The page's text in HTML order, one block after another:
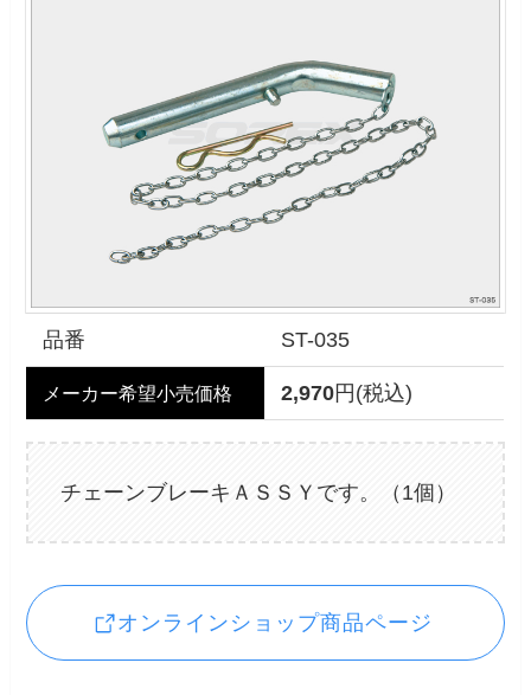
品番 ST-035
メーカー希望小売価格 2,970円(税込)
チェーンブレーキＡＳＳＹです。（1個）
オンラインショップ商品ページ